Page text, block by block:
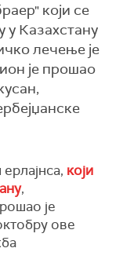
који се
у Казахстану
лечење је
је прошао
који
,
је
ове